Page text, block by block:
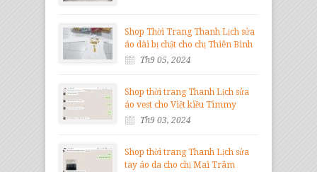
Shop Thời Trang Thanh Lịch sửa
áo dài bị chật cho chị Thiên Bình
Th9 05, 2024
Shop thời trang Thanh Lịch sửa
áo vest cho Việt kiều Timmy
Th9 03, 2024
Shop thời trang Thanh Lịch sửa
tay áo da cho chị Mai Trâm